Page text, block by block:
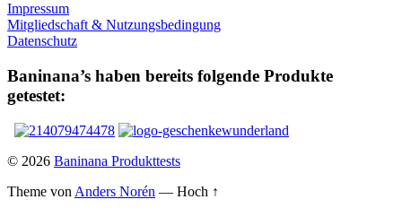
Impressum
Mitgliedschaft & Nutzungsbedingung
Datenschutz
Baninana’s haben bereits folgende Produkte
getestet:
© 2026 Baninana Produkttests
Theme von Anders Norén — Hoch ↑